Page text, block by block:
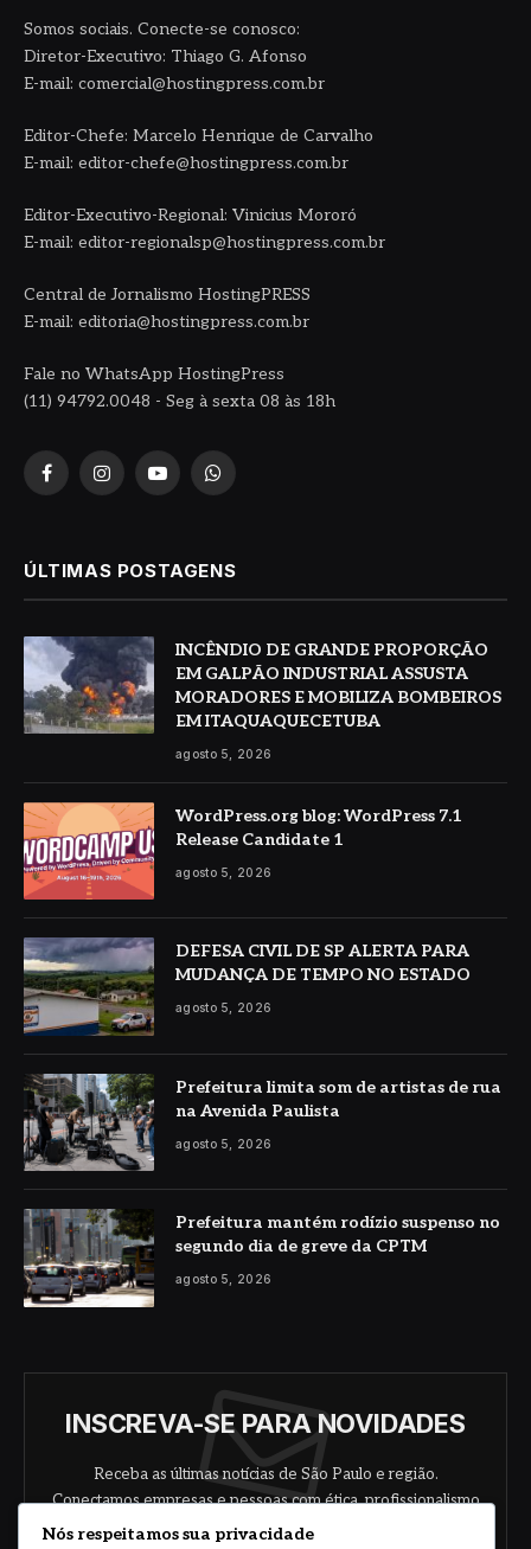
Somos sociais. Conecte-se conosco:
Diretor-Executivo: Thiago G. Afonso
E-mail: comercial@hostingpress.com.br
Editor-Chefe: Marcelo Henrique de Carvalho
E-mail: editor-chefe@hostingpress.com.br
Editor-Executivo-Regional: Vinicius Mororó
E-mail: editor-regionalsp@hostingpress.com.br
Central de Jornalismo HostingPRESS
E-mail: editoria@hostingpress.com.br
Fale no WhatsApp HostingPress
(11) 94792.0048 - Seg à sexta 08 às 18h
FacebookInstagramYouTubeWhatsApp
ÚLTIMAS POSTAGENS
INCÊNDIO DE GRANDE PROPORÇÃO
EM GALPÃO INDUSTRIAL ASSUSTA
MORADORES E MOBILIZA BOMBEIROS
EM ITAQUAQUECETUBA
agosto 5, 2026
WordPress.org blog: WordPress 7.1
Release Candidate 1
agosto 5, 2026
DEFESA CIVIL DE SP ALERTA PARA
MUDANÇA DE TEMPO NO ESTADO
agosto 5, 2026
Prefeitura limita som de artistas de rua
na Avenida Paulista
agosto 5, 2026
Prefeitura mantém rodízio suspenso no
segundo dia de greve da CPTM
agosto 5, 2026
INSCREVA-SE PARA NOVIDADES
Receba as últimas notícias de São Paulo e região.
Conectamos empresas e pessoas com ética, profissionalismo
e responsabilidade.
Nós respeitamos sua privacidade